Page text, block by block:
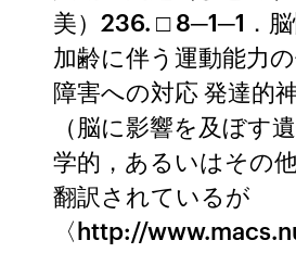
美）236. □ 8─1─1．
加齢に伴う運動能力
障害への対応 発達的
（脳に影響を及ぼす
学的，あるいはその
翻訳されているが
〈http://